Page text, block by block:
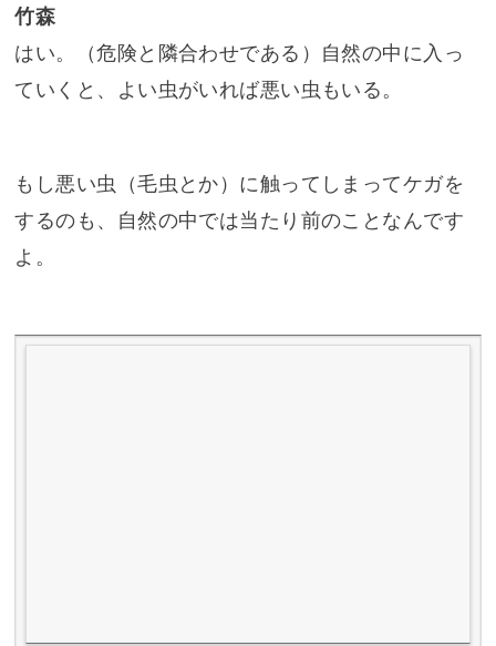
竹森
はい。（危険と隣合わせである）自然の中に入っ
ていくと、よい虫がいれば悪い虫もいる。
もし悪い虫（毛虫とか）に触ってしまってケガを
するのも、自然の中では当たり前のことなんです
よ。